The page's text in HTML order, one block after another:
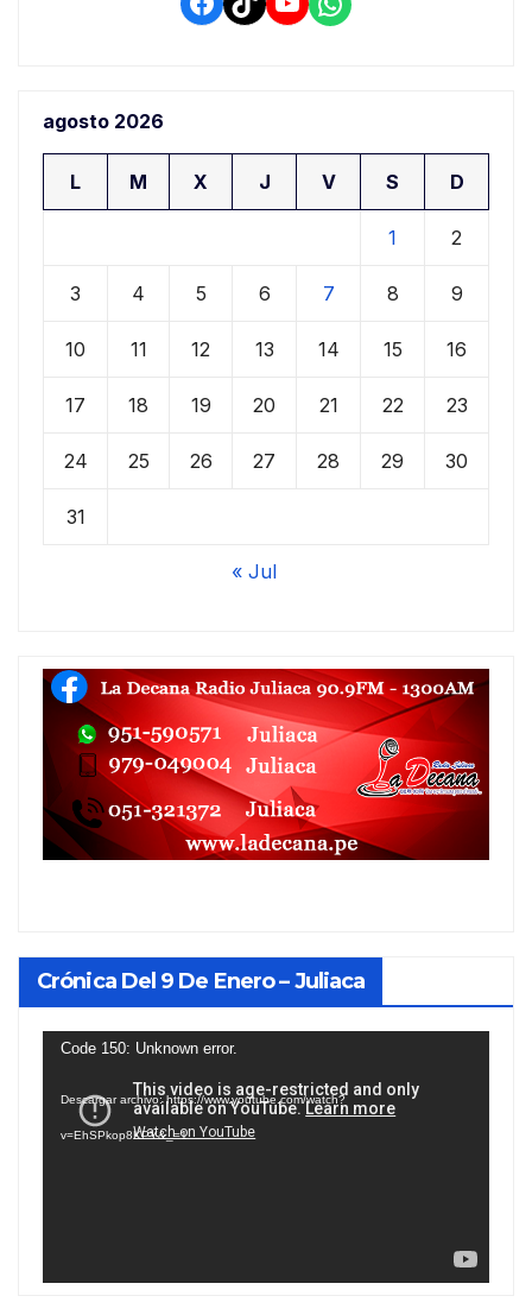
agosto 2026
L M X J V S D
1 2
3 4 5 6 7 8 9
10 11 12 13 14 15 16
17 18 19 20 21 22 23
24 25 26 27 28 29 30
31
« Jul
Crónica Del 9 De Enero – Juliaca
Reproductor
vídeo
Code 150: Unknown error.
Descargar archivo: https://www.youtube.com/watch?
v=EhSPkop8KPY&_=1